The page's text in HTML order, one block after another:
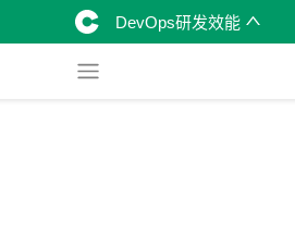
DevOps研发效能